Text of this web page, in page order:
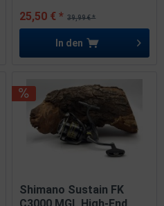
39,99 € *
25,50 € *
In den
Shimano Sustain FK